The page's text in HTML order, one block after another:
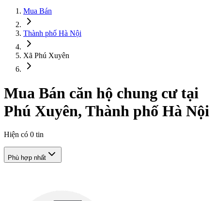
Mua Bán
Thành phố Hà Nội
Xã Phú Xuyên
Mua Bán căn hộ chung cư tại
Phú Xuyên, Thành phố Hà Nội
Hiện có 0 tin
Phù hợp nhất